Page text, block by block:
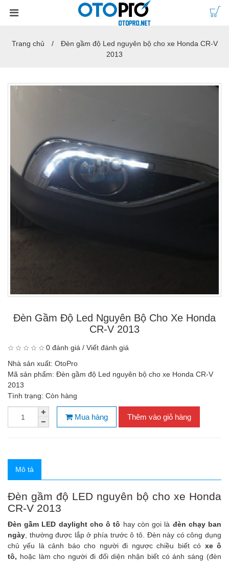
Trang chủ
Đèn gầm độ Led nguyên bộ cho xe Honda CR-V
2013
Đèn Gầm Độ Led Nguyên Bộ Cho Xe Honda
CR-V 2013
0 đánh giá / Viết đánh giá
Nhà sản xuất: OtoPro
Mã sản phẩm: Đèn gầm độ Led nguyên bộ cho xe Honda CR-V
2013
Tình trạng: Còn hàng
Mua hàng Thêm vào giỏ hàng
Mô tả
Đèn gầm độ LED nguyên bộ cho xe Honda
CR-V 2013
Đèn gầm LED daylight cho ô tô hay còn gọi là đèn chạy ban
ngày , thường được lắp ở phía trước ô tô. Đèn này có công dụng
chủ yếu là cảnh báo cho người đi ngược chiều biết có xe ô
tô, hoặc làm cho người đi đối diện nhận biết có ánh sáng (đèn